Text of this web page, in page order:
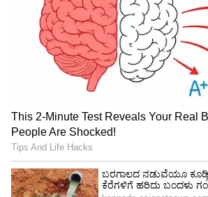
"ನನ್ನ ಹೆಂಡತಿಯರು ದಾಂಪತ್ಯ ದ್ರೋಹ
ಸಾಕ್ಷ್ಯಗಳಿವೆ. ಮೊದಲ ಪತ್ನಿಯ ಜೊತೆಗಿದ್ದ
ತಪ್ಪಿಸಿಕೊಂಡಿದ್ದರಿಂದ ಆಕೆಯನ್ನು
ತಾಯಿ ಆಕೆಯನ್ನು ತಪ್ಪು ಹಾದಿಗೆಳೆಯಲು
ಪ್ರೋತ್ಸಾಹಿಸುತ್ತಿದ್ದಳು. ನನ್ನ ಹೆಂಡತಿ
ಕುಂಟಿಯಾಗಿದ್ದರೂ ನನಗೆ
ಮುಖ್ಯವಾಗಿದ್ದು ಅವಳ ನಿಷ್ಠೆ ಮಾತ್ರ,"
ಹೇಳಿದರು. ಈ ಕೊಲೆಗಳಿಂದಾಗಿ ತಾವು
ಕಳೆದುಕೊಂಡಿದ್ದಲ್ಲದೆ, ಇಂದು 1 ಕೋಟಿ